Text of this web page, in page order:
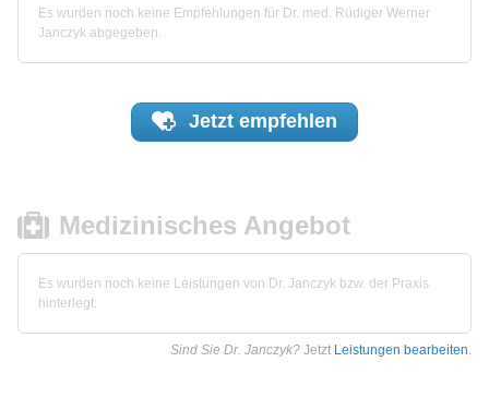
Es wurden noch keine Empfehlungen für Dr. med. Rüdiger Werner
Janczyk abgegeben.
Jetzt empfehlen
Medizinisches Angebot
Es wurden noch keine Leistungen von Dr. Janczyk bzw. der Praxis
hinterlegt.
Sind Sie Dr. Janczyk? Jetzt Leistungen bearbeiten.